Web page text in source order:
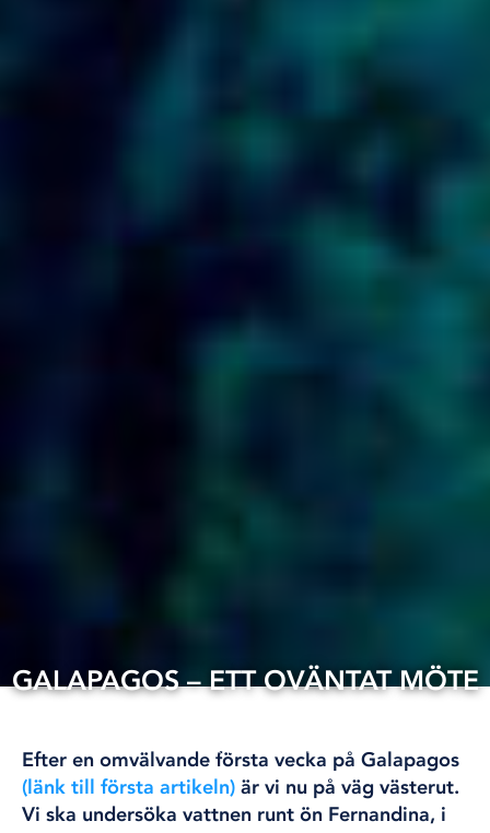
GALAPAGOS – ETT OVÄNTAT MÖTE
INTERNATIONELLT
Efter en omvälvande första vecka på Galapagos
(länk till första artikeln) är vi nu på väg västerut.
Vi ska undersöka vattnen runt ön Fernandina, i